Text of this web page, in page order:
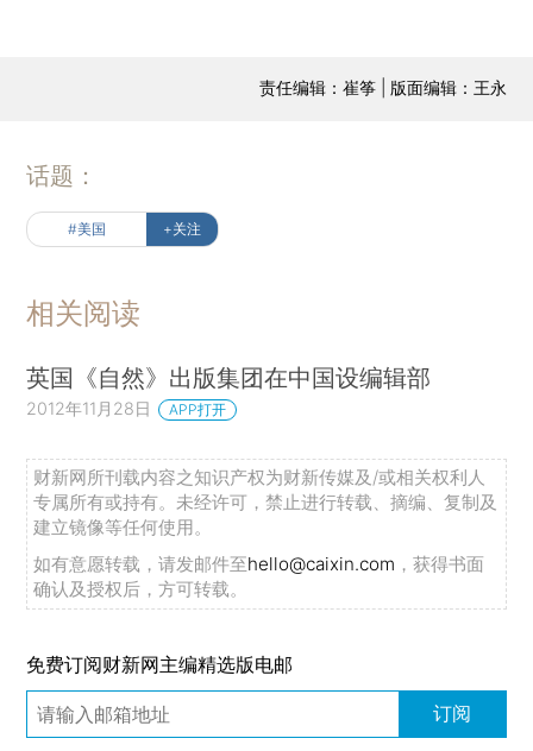
责任编辑：崔筝 | 版面编辑：王永
话题：
#美国 +关注
相关阅读
英国《自然》出版集团在中国设编辑部
2012年11月28日 APP打开
财新网所刊载内容之知识产权为财新传媒及/或相关权利人
专属所有或持有。未经许可，禁止进行转载、摘编、复制及
建立镜像等任何使用。
如有意愿转载，请发邮件至hello@caixin.com ，获得书面
确认及授权后，方可转载。
免费订阅财新网主编精选版电邮
订阅